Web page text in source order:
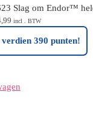
Slag om Endor™
Huidige
is:
€ 64,99.
incl . BTW
390 punten!